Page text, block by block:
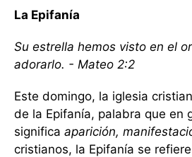
La Epifanía
Su estrella hemos visto en el
adorarlo. - Mateo 2:2
Este domingo, la iglesia
de la Epifanía, palabra que en
significa aparición,
cristianos, la Epifanía se